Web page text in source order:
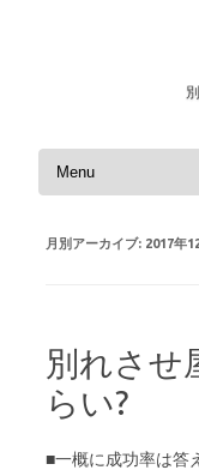
コンテンツへスキッ
月別アーカイブ: 2017年
別れさせ
らい?
■一概に成功率は答